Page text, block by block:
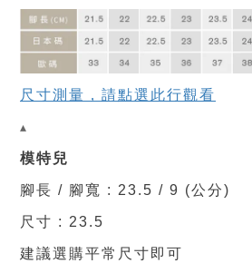
尺寸測量，請點選此行觀看
▴
模特兒
腳長 / 腳寬 : 23.5 / 9 (公分)
尺寸 : 23.5
建議選購平常尺寸即可